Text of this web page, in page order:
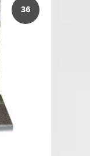
36